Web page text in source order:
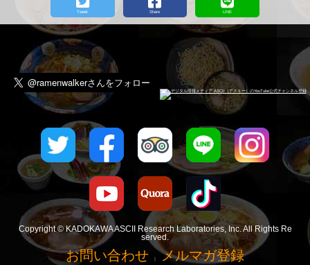
Tweet Share LINE
Copyright © KADOKAWA ASCII Research Laboratories, Inc. All Rights Re
served.
お問い合わせ メルマガ登録